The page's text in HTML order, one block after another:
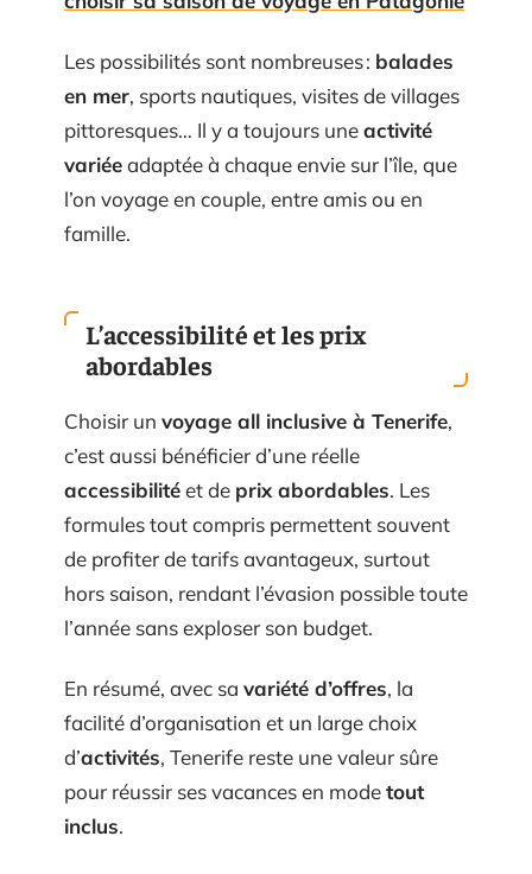
Les possibilités sont nombreuses : balades
en mer, sports nautiques, visites de villages
pittoresques… Il y a toujours uneactivité
variéeadaptée à chaque envie sur l’île, que
l’on voyage en couple, entre amis ou en
famille.
L’accessibilité et les prix
abordables
Choisir un voyage all inclusive à Tenerife,
c’est aussi bénéficier d’une réelle
accessibilitéet de prix abordables. Les
formules tout compris permettent souvent
de profiter de tarifs avantageux, surtout
hors saison, rendant l’évasion possible toute
l’année sans exploser son budget.
En résumé, avec sa variété d’offres, la
facilité d’organisation et un large choix
d’activités, Tenerife reste une valeur sûre
pour réussir ses vacances en modetout
inclus.